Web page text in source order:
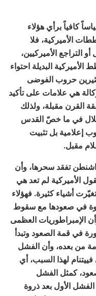
كافياً برأي هؤلاء
الأميركية، فلا
التراجع الأميركيين،
البديلة احتواء
حروب الفوضى
هي علامات على تأكيد
القرن مقبلة، ولذلك
في ما خصّ القدس
إعلامية بل تثبيت
مقبل.
تفقد سحرها، وأن
الأميركية لم تعد هي
أشياء كثيرة. فهؤلاء
في صعودها مع سقوط
الإمبراطوريات العظمى
في قمة الصعود وتبدأ
من بعده، وأن الفشل
لهذا السبب، أي
كمثل الفشل
حرب العام 1973 لكون الفشل الأول بعد ذروة